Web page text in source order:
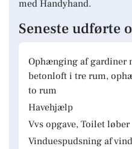
med Handyhand.
Seneste udførte
Ophænging af gardiner
betonloft i tre rum,
to rum
Havehjælp
Vvs opgave, Toilet løber
Vinduespudsning af